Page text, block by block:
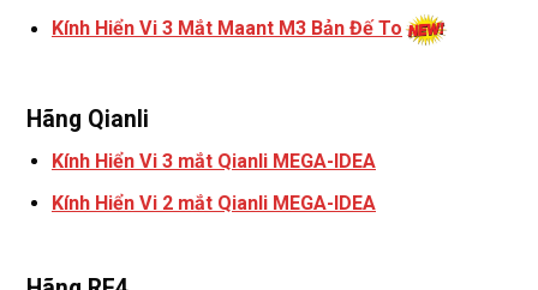
Kính Hiển Vi 3 Mắt Maant M3 Bản Đế To
Hãng Qianli
Kính Hiển Vi 3 mắt Qianli MEGA-IDEA
Kính Hiển Vi 2 mắt Qianli MEGA-IDEA